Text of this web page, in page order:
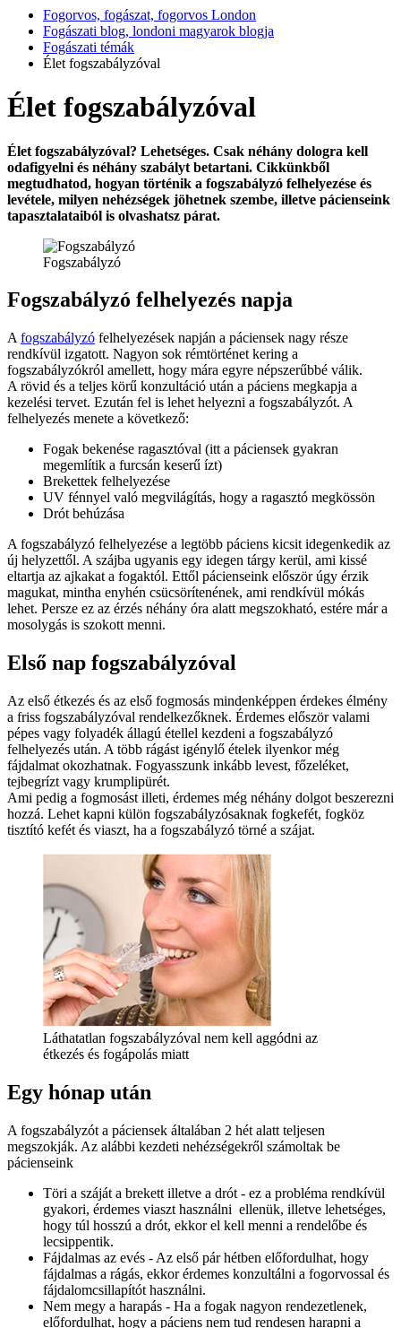
Fogorvos, fogászat, fogorvos London
Fogászati blog, londoni magyarok blogja
Fogászati témák
Élet fogszabályzóval
Élet fogszabályzóval
Élet fogszabályzóval? Lehetséges. Csak néhány dologra kell
odafigyelni és néhány szabályt betartani. Cikkünkből
megtudhatod, hogyan történik a fogszabályzó felhelyezése és
levétele, milyen nehézségek jöhetnek szembe, illetve pácienseink
tapasztalataiból is olvashatsz párat.
Fogszabályzó
Fogszabályzó felhelyezés napja
A fogszabályzó felhelyezések napján a páciensek nagy része
rendkívül izgatott. Nagyon sok rémtörténet kering a
fogszabályzókról amellett, hogy mára egyre népszerűbbé válik.
A rövid és a teljes körű konzultáció után a páciens megkapja a
kezelési tervet. Ezután fel is lehet helyezni a fogszabályzót. A
felhelyezés menete a következő:
Fogak bekenése ragasztóval (itt a páciensek gyakran
megemlítik a furcsán keserű ízt)
Brekettek felhelyezése
UV fénnyel való megvilágítás, hogy a ragasztó megkössön
Drót behúzása
A fogszabályzó felhelyezése a legtöbb páciens kicsit idegenkedik az
új helyzettől. A szájba ugyanis egy idegen tárgy kerül, ami kissé
eltartja az ajkakat a fogaktól. Ettől pácienseink először úgy érzik
magukat, mintha enyhén csücsörítenének, ami rendkívül mókás
lehet. Persze ez az érzés néhány óra alatt megszokható, estére már a
mosolygás is szokott menni.
Első nap fogszabályzóval
Az első étkezés és az első fogmosás mindenképpen érdekes élmény
a friss fogszabályzóval rendelkezőknek. Érdemes először valami
pépes vagy folyadék állagú étellel kezdeni a fogszabályzó
felhelyezés után. A több rágást igénylő ételek ilyenkor még
fájdalmat okozhatnak. Fogyasszunk inkább levest, főzeléket,
tejbegrízt vagy krumplipürét.
Ami pedig a fogmosást illeti, érdemes még néhány dolgot beszerezni
hozzá. Lehet kapni külön fogszabályzósaknak fogkefét, fogköz
tisztító kefét és viaszt, ha a fogszabályzó törné a szájat.
Láthatatlan fogszabályzóval nem kell aggódni az
étkezés és fogápolás miatt
Egy hónap után
A fogszabályzót a páciensek általában 2 hét alatt teljesen
megszokják. Az alábbi kezdeti nehézségekről számoltak be
pácienseink
Töri a száját a brekett illetve a drót - ez a probléma rendkívül
gyakori, érdemes viaszt használni ellenük, illetve lehetséges,
hogy túl hosszú a drót, ekkor el kell menni a rendelőbe és
lecsippentik.
Fájdalmas az evés - Az első pár hétben előfordulhat, hogy
fájdalmas a rágás, ekkor érdemes konzultálni a fogorvossal és
fájdalomcsillapítót használni.
Nem megy a harapás - Ha a fogak nagyon rendezetlenek,
előfordulhat, hogy a páciens nem tud rendesen harapni a